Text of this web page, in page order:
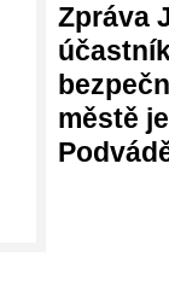
Zpráva
městě